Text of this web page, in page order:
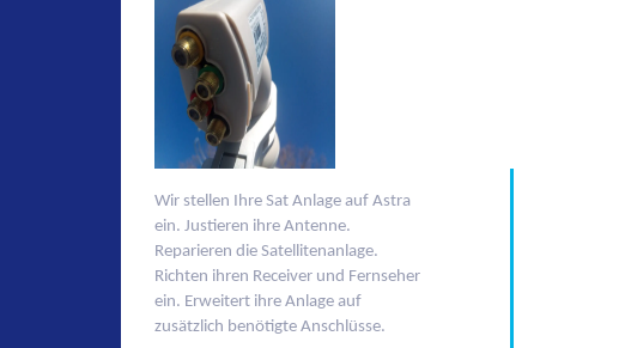
Wir stellen Ihre Sat Anlage auf Astra
ein. Justieren ihre Antenne.
Reparieren die Satellitenanlage.
Richten ihren Receiver und Fernseher
ein. Erweitert ihre Anlage auf
zusätzlich benötigte Anschlüsse.